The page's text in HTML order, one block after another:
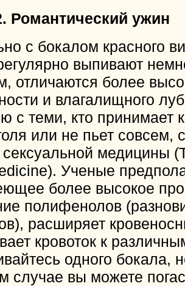
Романтический ужин
с бокалом красного
выпивают
отличаются более
и влагалищного
с теми, кто принимает
или не пьет совсем,
медицины
Ученые
более высокое
полифенолов
расширяет
кровоток к
одного бокала,
случае вы можете